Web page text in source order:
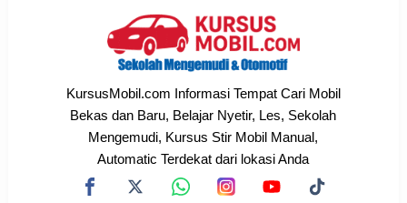
KursusMobil.com Informasi Tempat Cari Mobil
Bekas dan Baru, Belajar Nyetir, Les, Sekolah
Mengemudi, Kursus Stir Mobil Manual,
Automatic Terdekat dari lokasi Anda